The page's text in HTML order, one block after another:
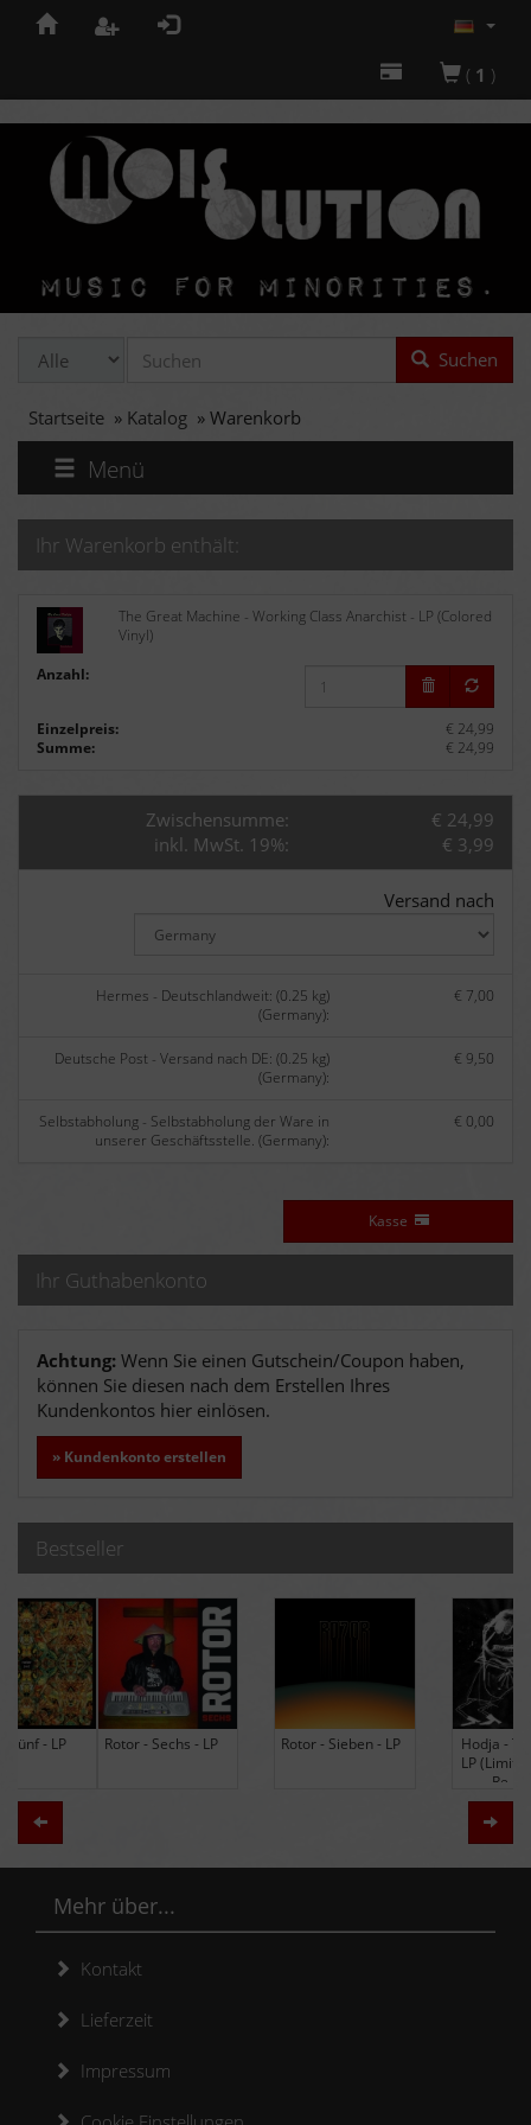
( 1 )
Suchen
Startseite » Katalog » Warenkorb
Menü
Ihr Warenkorb enthält:
The Great Machine - Working Class Anarchist - LP (Colored
Vinyl)
Anzahl:
Einzelpreis:
€ 24,99
Summe:
€ 24,99
Zwischensumme:
€ 24,99
inkl. MwSt. 19%:
€ 3,99
Versand nach
Hermes - Deutschlandweit: (0.25 kg)
(Germany):
€ 7,00
Deutsche Post - Versand nach DE: (0.25 kg)
(Germany):
€ 9,50
Selbstabholung - Selbstabholung der Ware in
unserer Geschäftsstelle. (Germany):
€ 0,00
Kasse
Ihr Guthabenkonto
Achtung: Wenn Sie einen Gutschein/Coupon haben,
können Sie diesen nach dem Erstellen Ihres
Kundenkontos hier einlösen.
» Kundenkonto erstellen
Bestseller
Rotor - Sechs - LP Rotor - Sieben - LP
Hodja - The Band -
LP (Limited Edition
Zurück
Mehr über...
Kontakt
Lieferzeit
Impressum